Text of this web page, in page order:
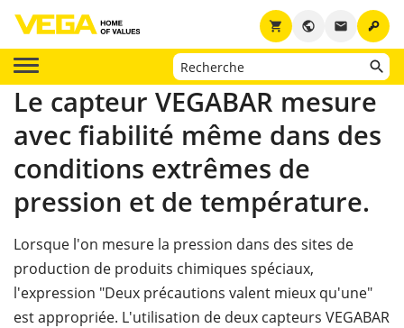
key
email
public
shopping_cart
Le capteur VEGABAR mesure
avec fiabilité même dans des
conditions extrêmes de
pression et de température.
Lorsque l'on mesure la pression dans des sites de
production de produits chimiques spéciaux,
l'expression "Deux précautions valent mieux qu'une"
est appropriée. L'utilisation de deux capteurs VEGABAR